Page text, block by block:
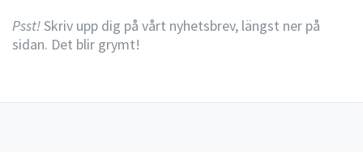
Psst!Skriv upp dig på vårt nyhetsbrev, längst ner på
sidan. Det blir grymt!